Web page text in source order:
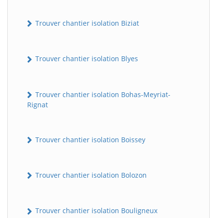
Trouver chantier isolation Biziat
Trouver chantier isolation Blyes
Trouver chantier isolation Bohas-Meyriat-
Rignat
Trouver chantier isolation Boissey
Trouver chantier isolation Bolozon
Trouver chantier isolation Bouligneux